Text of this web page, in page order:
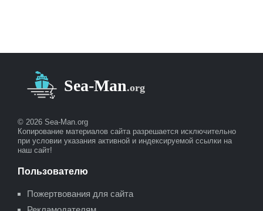
© 2026 Sea-Man.org
Копирование материалов сайта разрешается исключительно
при условии указания активной и индексируемой ссылки на
наш сайт!
Пользователю
Пожертвования для сайта